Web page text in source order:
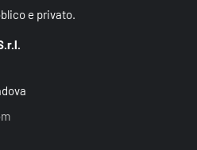
e privato.